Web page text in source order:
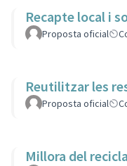
Recapte local i
Proposta oficial
Reutilitzar les
Proposta oficial
Millora del